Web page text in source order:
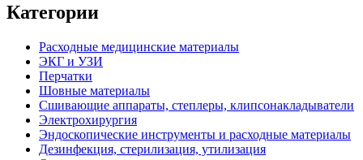
Категории
Расходные медицинские материалы
ЭКГ и УЗИ
Перчатки
Шовные материалы
Сшивающие аппараты, степлеры, клипсонакладыватели
Электрохирургия
Эндоскопические инструменты и расходные материалы
Дезинфекция, стерилизация, утилизация